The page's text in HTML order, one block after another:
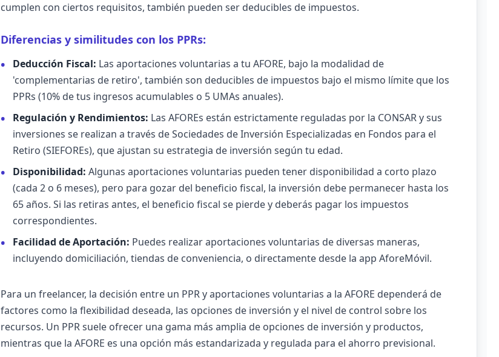
cumplen con ciertos requisitos, también pueden ser deducibles de impuestos.
Diferencias y similitudes con los PPRs:
Deducción Fiscal: Las aportaciones voluntarias a tu AFORE, bajo la modalidad de
'complementarias de retiro', también son deducibles de impuestos bajo el mismo límite que los
PPRs (10% de tus ingresos acumulables o 5 UMAs anuales).
Regulación y Rendimientos: Las AFOREs están estrictamente reguladas por la CONSAR y sus
inversiones se realizan a través de Sociedades de Inversión Especializadas en Fondos para el
Retiro (SIEFOREs), que ajustan su estrategia de inversión según tu edad.
Disponibilidad: Algunas aportaciones voluntarias pueden tener disponibilidad a corto plazo
(cada 2 o 6 meses), pero para gozar del beneficio fiscal, la inversión debe permanecer hasta los
65 años. Si las retiras antes, el beneficio fiscal se pierde y deberás pagar los impuestos
correspondientes.
Facilidad de Aportación: Puedes realizar aportaciones voluntarias de diversas maneras,
incluyendo domiciliación, tiendas de conveniencia, o directamente desde la app AforeMóvil.
Para un freelancer, la decisión entre un PPR y aportaciones voluntarias a la AFORE dependerá de
factores como la flexibilidad deseada, las opciones de inversión y el nivel de control sobre los
recursos. Un PPR suele ofrecer una gama más amplia de opciones de inversión y productos,
mientras que la AFORE es una opción más estandarizada y regulada para el ahorro previsional.